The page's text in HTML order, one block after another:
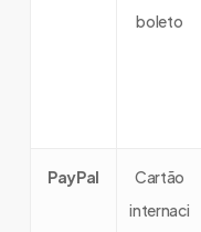
boleto
PayPal
Cartão
internaci